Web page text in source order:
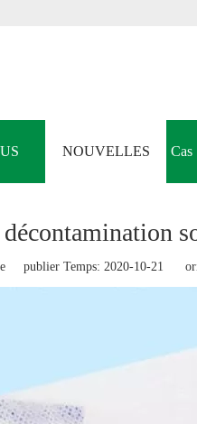
NOUVELLES Cas
publier Temps: 2020-10-21